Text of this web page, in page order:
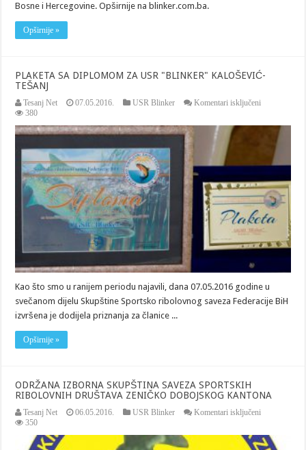
Bosne i Hercegovine. Opširnije na blinker.com.ba.
Opširnije »
PLAKETA SA DIPLOMOM ZA USR "BLINKER" KALOŠEVIĆ-
TEŠANJ
Tesanj Net 07.05.2016. USR Blinker Komentari isključeni
DIPLOMOM
USR
"BLINKER"
TEŠANJ
380
Kao što smo u ranijem periodu najavili, dana 07.05.2016 godine u
svečanom dijelu Skupštine Sportsko ribolovnog saveza Federacije BiH
izvršena je dodijela priznanja za članice ...
Opširnije »
ODRŽANA IZBORNA SKUPŠTINA SAVEZA SPORTSKIH
RIBOLOVNIH DRUŠTAVA ZENIČKO DOBOJSKOG KANTONA
Tesanj Net 06.05.2016. USR Blinker Komentari isključeni
SKUPŠTINA
350